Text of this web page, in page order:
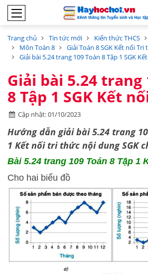
Trang chủ Tin tức mới Kiến thức THCS
Môn Toán 8
Giải Toán 8 SGK Kết nối Tri
Giải bài 5.24 trang 109 Toán 8 Tập 1 SGK
Giải bài 5.24 trang
8 Tập 1 SGK Kết
Cập nhật: 01/10/2023
Hướng dẫn giải bài 5.24 trang
1 Kết nối tri thức nội dung SGK
Bài 5.24 trang 109 Toán 8 Tập 1
Cho hai biểu đồ